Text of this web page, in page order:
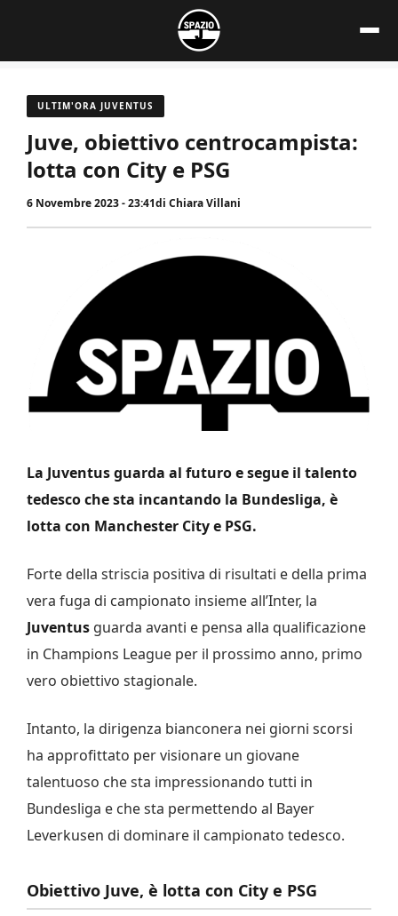
contenuto
ULTIM'ORA JUVENTUS
Juve, obiettivo centrocampista:
lotta con City e PSG
6 Novembre 2023 - 23:41di Chiara Villani
La Juventus guarda al futuro e segue il talento
tedesco che sta incantando la Bundesliga, è
lotta con Manchester City e PSG.
Forte della striscia positiva di risultati e della prima
vera fuga di campionato insieme all’Inter, la
Juventus guarda avanti e pensa alla qualificazione
in Champions League per il prossimo anno, primo
vero obiettivo stagionale.
Intanto, la dirigenza bianconera nei giorni scorsi
ha approfittato per visionare un giovane
talentuoso che sta impressionando tutti in
Bundesliga e che sta permettendo al Bayer
Leverkusen di dominare il campionato tedesco.
Obiettivo Juve, è lotta con City e PSG